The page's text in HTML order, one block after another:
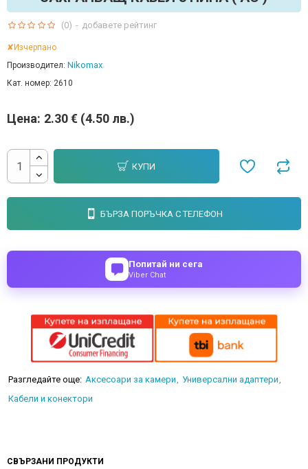
✘Изчерпано
Производител: Nikomax
Кат. номер: 2610
(0) - добавете рейтинг
Цена: 2.30 € (4.50 лв.)
КУПИ
БЪРЗА ПОРЪЧКА С ТЕЛЕФОН
Попитай ни сега
Viber Chat
Разгледайте още: Аксесоари за камери
Универсални адаптери
Кабели и конектори
СВЪРЗАНИ ПРОДУКТИ